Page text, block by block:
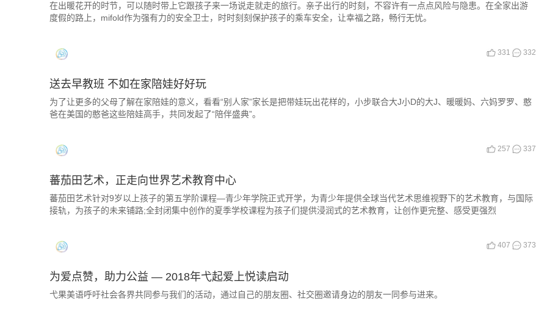
在出暖花开的时节，可以随时带上它跟孩子来一场说走就走的旅行。亲子出行的时刻，不容许有一点点风险与隐患。在全家出游
度假的路上，mifold作为强有力的安全卫士，时时刻刻保护孩子的乘车安全，让幸福之路，畅行无忧。
331 332
送去早教班 不如在家陪娃好好玩
为了让更多的父母了解在家陪娃的意义，看看“别人家”家长是把带娃玩出花样的，小步联合大J小D的大J、暖暖妈、六妈罗罗、憨
爸在美国的憨爸这些陪娃高手，共同发起了“陪伴盛典”。
257 337
蕃茄田艺术，正走向世界艺术教育中心
蕃茄田艺术针对9岁以上孩子的第五学阶课程—青少年学院正式开学，为青少年提供全球当代艺术思维视野下的艺术教育，与国际
接轨，为孩子的未来铺路;全封闭集中创作的夏季学校课程为孩子们提供浸润式的艺术教育，让创作更完整、感受更强烈
407 373
为爱点赞，助力公益 — 2018年弋起爱上悦读启动
弋果美语呼吁社会各界共同参与我们的活动，通过自己的朋友圈、社交圈邀请身边的朋友一同参与进来。